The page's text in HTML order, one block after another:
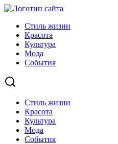
Стиль жизни
Красота
Культура
Мода
События
Стиль жизни
Красота
Культура
Мода
События